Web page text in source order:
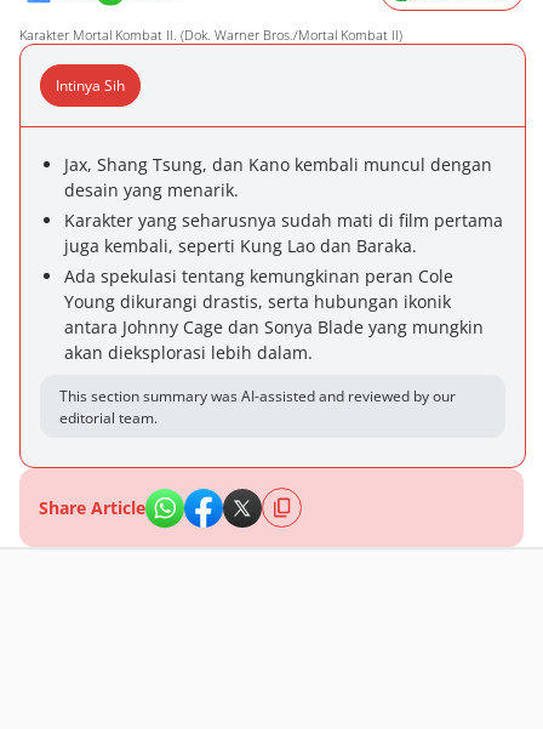
Karakter Mortal Kombat II. (Dok. Warner Bros./Mortal Kombat II)
Intinya Sih
Jax, Shang Tsung, dan Kano kembali muncul dengan
desain yang menarik.
Karakter yang seharusnya sudah mati di film pertama
juga kembali, seperti Kung Lao dan Baraka.
Ada spekulasi tentang kemungkinan peran Cole
Young dikurangi drastis, serta hubungan ikonik
antara Johnny Cage dan Sonya Blade yang mungkin
akan dieksplorasi lebih dalam.
This section summary was AI-assisted and reviewed by our
editorial team.
Share Article